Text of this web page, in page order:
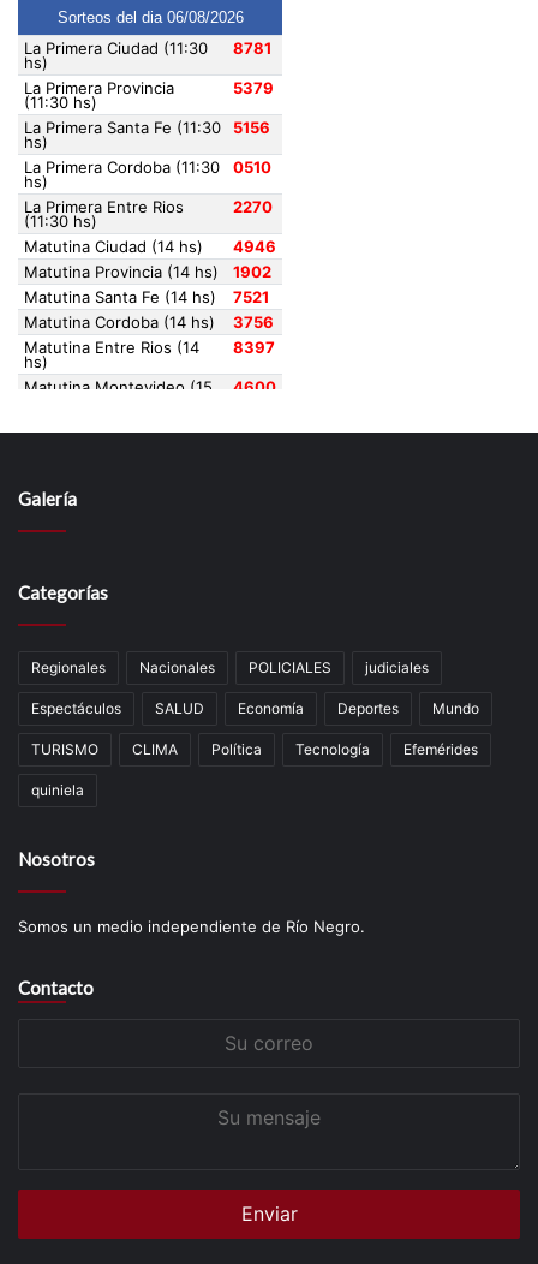
Galería
Categorías
Regionales Nacionales POLICIALES judiciales
Espectáculos SALUD Economía Deportes Mundo
TURISMO CLIMA Política Tecnología Efemérides
quiniela
Nosotros
Somos un medio independiente de Río Negro.
Contacto